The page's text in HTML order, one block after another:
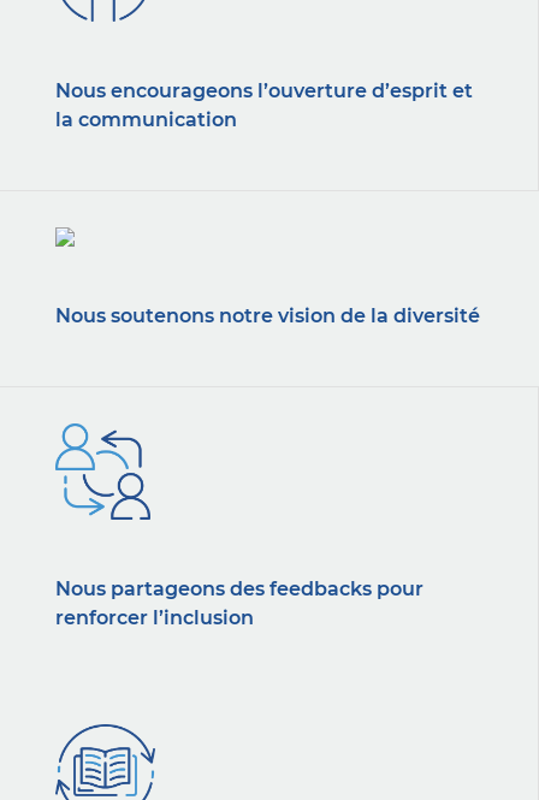
Nous encourageons l’ouverture d’esprit et
la communication
Nous soutenons notre vision de la diversité
Nous partageons des feedbacks pour
renforcer l’inclusion